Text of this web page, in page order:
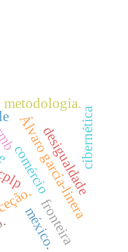
comércio
Álvaro garcía-linera
méxico.
metodologia.
fronteira
desigualdade
cibernética